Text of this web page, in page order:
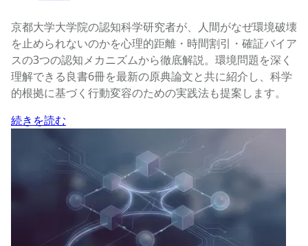
京都大学大学院の認知科学研究者が、人間がなぜ環境破壊
を止められないのかを心理的距離・時間割引・確証バイア
スの3つの認知メカニズムから徹底解説。環境問題を深く
理解できる良書6冊を最新の原典論文と共に紹介し、科学
的根拠に基づく行動変容のための実践法も提案します。
続きを読む